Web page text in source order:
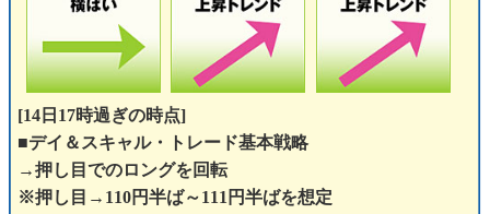
[14日17時過ぎの時点]
■デイ＆スキャル・トレード基本戦略
→押し目でのロングを回転
※押し目→110円半ば～111円半ばを想定